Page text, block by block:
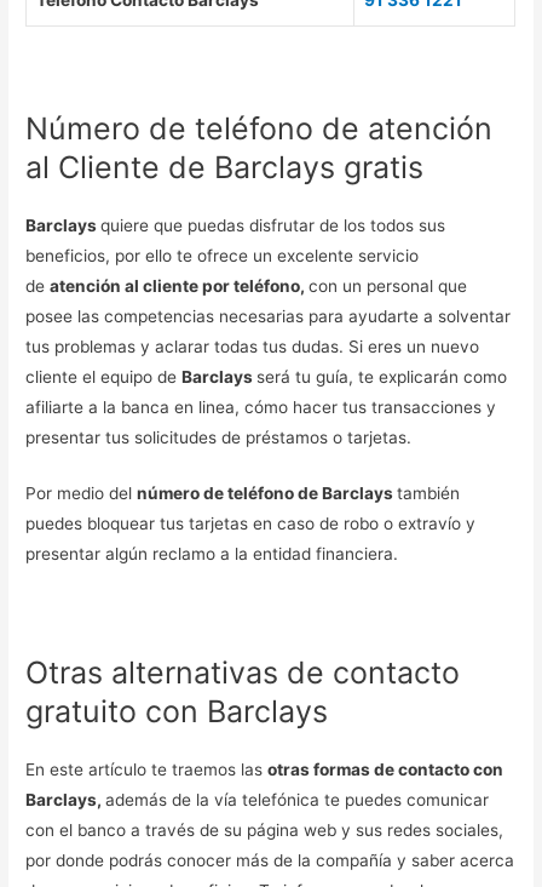
Número de teléfono de atención
al Cliente de Barclays gratis
Barclaysquiere que puedas disfrutar de los todos sus
beneficios, por ello te ofrece un excelente servicio
deatención al cliente por teléfono,con un personal que
posee las competencias necesarias para ayudarte a solventar
tus problemas y aclarar todas tus dudas. Si eres un nuevo
cliente el equipo deBarclays será tu guía, te explicarán como
afiliarte a la banca en linea, cómo hacer tus transacciones y
presentar tus solicitudes de préstamos o tarjetas.
Por medio delnúmero de teléfono de Barclaystambién
puedes bloquear tus tarjetas en caso de robo o extravío y
presentar algún reclamo a la entidad financiera.
Otras alternativas de contacto
gratuito con Barclays
En este artículo te traemos lasotras formas de contacto con
Barclays,además de la vía telefónica te puedes comunicar
con el banco a través de su página web y sus redes sociales,
por donde podrás conocer más de la compañía y saber acerca